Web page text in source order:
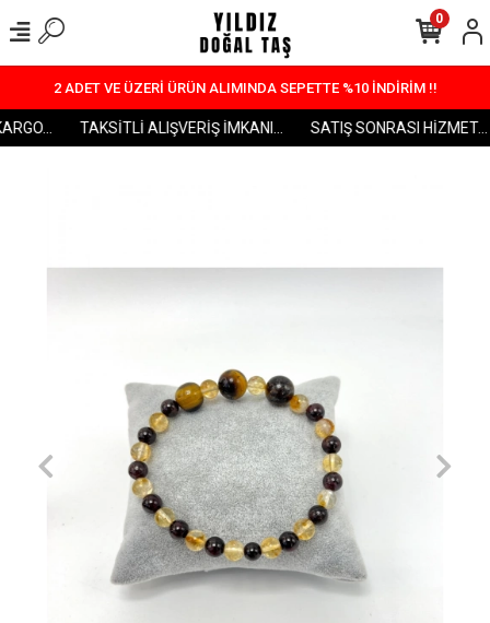
2 ADET VE ÜZERİ ÜRÜN ALIMINDA SEPETTE %10 İNDİRİM !!
TAKSİTLİ ALIŞVERİŞ İMKANI... SATIŞ SONRASI HİZMET...
0